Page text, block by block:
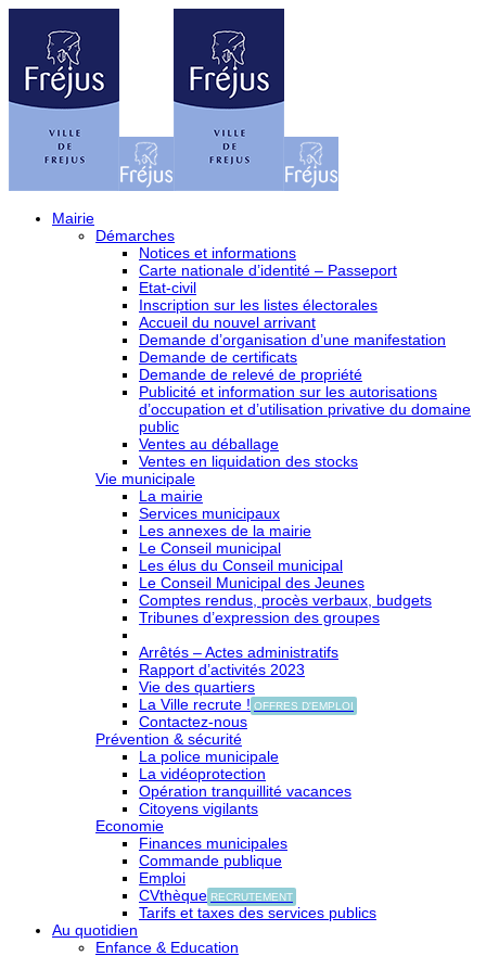
Mairie
Démarches
Notices et informations
Carte nationale d’identité – Passeport
Etat-civil
Inscription sur les listes électorales
Accueil du nouvel arrivant
Demande d’organisation d’une manifestation
Demande de certificats
Demande de relevé de propriété
Publicité et information sur les autorisations
d’occupation et d’utilisation privative du domaine
public
Ventes au déballage
Ventes en liquidation des stocks
Vie municipale
La mairie
Services municipaux
Les annexes de la mairie
Le Conseil municipal
Les élus du Conseil municipal
Le Conseil Municipal des Jeunes
Comptes rendus, procès verbaux, budgets
Tribunes d’expression des groupes
Arrêtés – Actes administratifs
Rapport d’activités 2023
Vie des quartiers
La Ville recrute ! OFFRES D'EMPLOI
Contactez-nous
Prévention & sécurité
La police municipale
La vidéoprotection
Opération tranquillité vacances
Citoyens vigilants
Economie
Finances municipales
Commande publique
Emploi
CVthèque RECRUTEMENT
Tarifs et taxes des services publics
Au quotidien
Enfance & Education